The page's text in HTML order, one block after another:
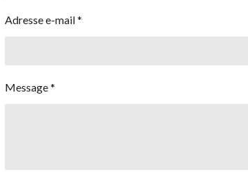
Adresse e-mail *
Message *